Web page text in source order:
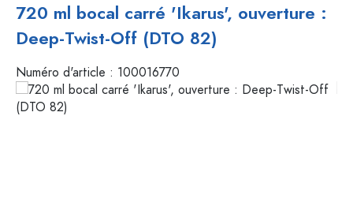
720 ml bocal carré 'Ikarus', ouverture :
Deep-Twist-Off (DTO 82)
Numéro d'article : 100016770